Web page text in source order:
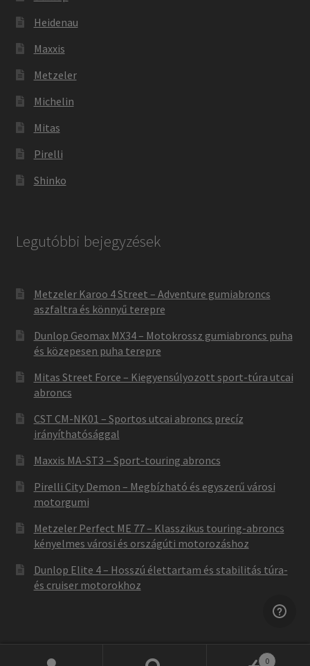
Heidenau
Maxxis
Metzeler
Michelin
Mitas
Pirelli
Shinko
Legutóbbi bejegyzések
Metzeler Karoo 4 Street – Adventure gumiabroncs
aszfaltra és könnyű terepre
Dunlop Geomax MX34 – Motokrossz gumiabroncs puha
és közepesen puha terepre
Mitas Street Force – Kiegyensúlyozott sport-túra utcai
abroncs
CST CM-NK01 – Sportos utcai abroncs precíz
irányíthatósággal
Maxxis MA-ST3 – Sport-touring abroncs
Pirelli City Demon – Megbízható és egyszerű városi
motorgumi
Metzeler Perfect ME 77 – Klasszikus touring-abroncs
kényelmes városi és országúti motorozáshoz
Dunlop Elite 4 – Hosszú élettartam és stabilitás túra-
és cruiser motorokhoz
0